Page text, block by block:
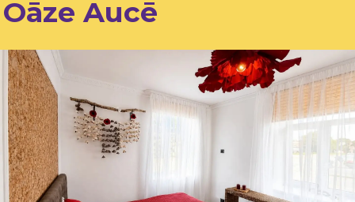
Oāze Aucē